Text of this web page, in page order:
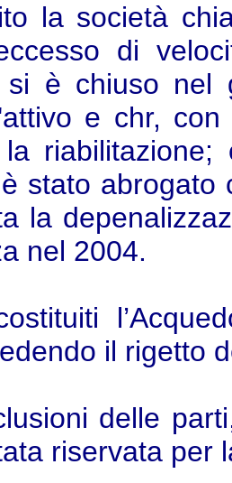
la società
di
si è chiuso nel
e chr,
la
stato abrogato
la
nel 2004.
il rigetto
delle
riservata per